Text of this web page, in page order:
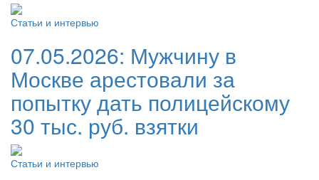
Статьи и интервью
07.05.2026: Мужчину в
Москве арестовали за
попытку дать полицейскому
30 тыс. руб. взятки
Статьи и интервью